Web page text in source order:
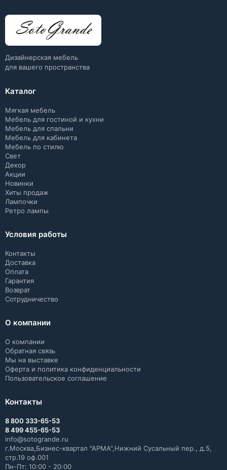
Дизайнерская мебель
для вашего пространства
Каталог
Мягкая мебель
Мебель для гостиной и кухни
Мебель для спальни
Мебель для кабинета
Мебель по стилю
Свет
Декор
Акции
Новинки
Хиты продаж
Лампочки
Ретро лампы
Условия работы
Контакты
Доставка
Оплата
Гарантия
Возврат
Сотрудничество
О компании
О компании
Обратная связь
Мы на выставке
Оферта и политика конфиденциальности
Пользовательское соглашение
Контакты
8 800 333-65-53
8 499 455-65-53
info@sotogrande.ru
г.Москва,Бизнес-квартал "АРМА",Нижний Сусальный пер., д.5,
стр.19 оф.001
Пн-Пт: 10:00 - 20:00